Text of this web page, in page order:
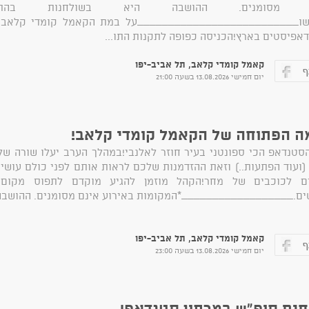
מסומנים. ההושבה היא בשולחנות
במת הקאמל קומדי
בארץ!הכניסה כפופה לתקנות התו...
קאמל קומדי קלאב, תל אביב-יפו
יום חמישי 13.08.2026 בשעה 21:00
הפתוחה של הקאמל קומדי קלאב!
הכי ספונטני בעיר חוזר לאלנבי!במהלך הערב יעלו שורה
הפתעות..) וזאת ההזדמנות שלכם לראות אותם לפני כולם
לכוכבים של מחר!הקהל מוזמן להגיע מוקדם לתפוס
באירוע אינם מסומנים.
קאמל קומדי קלאב, תל אביב-יפו
יום חמישי 13.08.2026 בשעה 23:00